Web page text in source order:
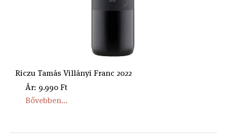
Riczu Tamás Villányi Franc 2022
Ár: 9.990 Ft
Bővebben...